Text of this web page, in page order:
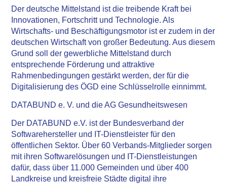
Der deutsche Mittelstand ist die treibende Kraft bei
Innovationen, Fortschritt und Technologie. Als
Wirtschafts- und Beschäftigungsmotor ist er zudem in der
deutschen Wirtschaft von großer Bedeutung. Aus diesem
Grund soll der gewerbliche Mittelstand durch
entsprechende Förderung und attraktive
Rahmenbedingungen gestärkt werden, der für die
Digitalisierung des ÖGD eine Schlüsselrolle einnimmt.
DATABUND e. V. und die AG Gesundheitswesen
Der DATABUND e.V. ist der Bundesverband der
Softwarehersteller und IT-Dienstleister für den
öffentlichen Sektor. Über 60 Verbands-Mitglieder sorgen
mit ihren Softwarelösungen und IT-Dienstleistungen
dafür, dass über 11.000 Gemeinden und über 400
Landkreise und kreisfreie Städte digital ihre